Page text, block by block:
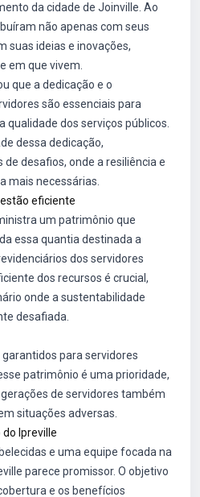
da cidade de Joinville. Ao
não apenas com seus
suas ideias e inovações,
em que vivem.
que a dedicação e o
são essenciais para
qualidade dos serviços públicos.
dessa dedicação,
desafios, onde a resiliência e
mais necessárias.
eficiente
um patrimônio que
essa quantia destinada a
dos servidores
dos recursos é crucial,
onde a sustentabilidade
desafiada.
para servidores
patrimônio é uma prioridade,
de servidores também
situações adversas.
Ipreville
e uma equipe focada na
parece promissor. O objetivo
e os benefícios